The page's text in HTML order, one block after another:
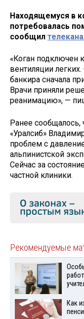
Находящемуся в
потребовалась
сообщил
«Коган подключен
вентиляции
банкира сначала
Врачи приняли
реанимацию», —
Ранее сообщалось,
«Уралсиб»
проблем с
альпинистской
Сейчас за
частной клиники.
Рекомендуемые
Как